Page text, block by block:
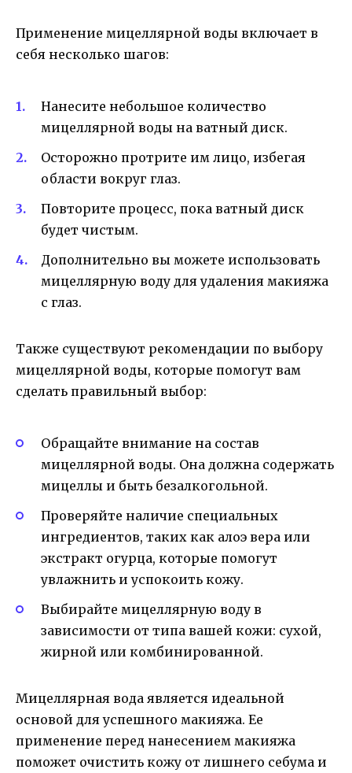
Применение мицеллярной воды включает в
себя несколько шагов:
Нанесите небольшое количество
мицеллярной воды на ватный диск.
Осторожно протрите им лицо, избегая
области вокруг глаз.
Повторите процесс, пока ватный диск
будет чистым.
Дополнительно вы можете использовать
мицеллярную воду для удаления макияжа
с глаз.
Также существуют рекомендации по выбору
мицеллярной воды, которые помогут вам
сделать правильный выбор:
Обращайте внимание на состав
мицеллярной воды. Она должна содержать
мицеллы и быть безалкогольной.
Проверяйте наличие специальных
ингредиентов, таких как алоэ вера или
экстракт огурца, которые помогут
увлажнить и успокоить кожу.
Выбирайте мицеллярную воду в
зависимости от типа вашей кожи: сухой,
жирной или комбинированной.
Мицеллярная вода является идеальной
основой для успешного макияжа. Ее
применение перед нанесением макияжа
поможет очистить кожу от лишнего себума и